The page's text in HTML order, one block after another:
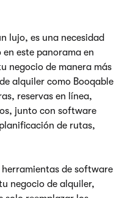
lujo, es una necesidad
este panorama en
negocio de manera más
alquiler como Booqable
reservas en línea,
junto con software
de rutas,
de software
negocio de alquiler,